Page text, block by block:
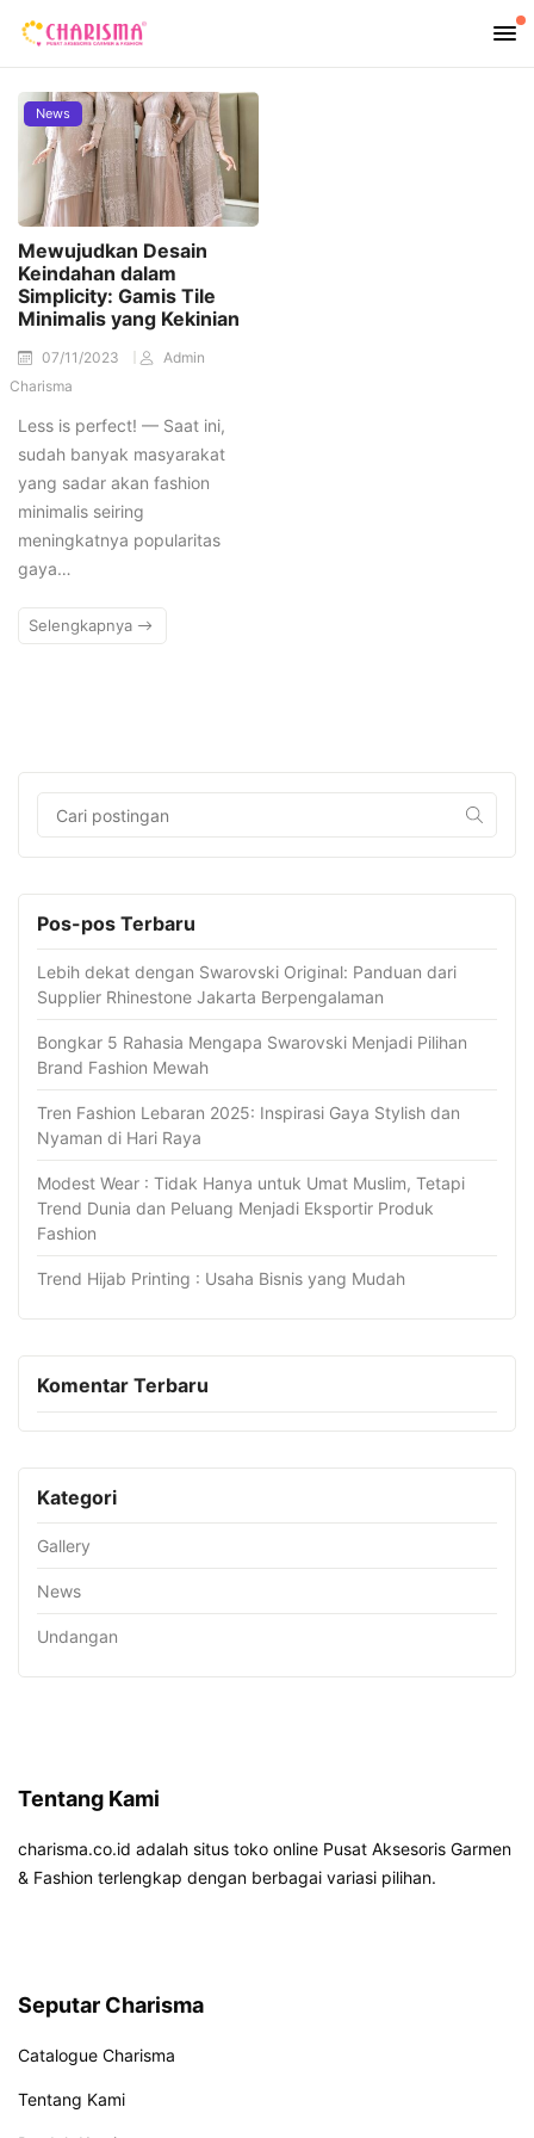
News
Mewujudkan Desain
Keindahan dalam
Simplicity: Gamis Tile
Minimalis yang Kekinian
07/11/2023
Admin
Charisma
Less is perfect! — Saat ini,
sudah banyak masyarakat
yang sadar akan fashion
minimalis seiring
meningkatnya popularitas
gaya…
Selengkapnya
Pos-pos Terbaru
Lebih dekat dengan Swarovski Original: Panduan dari
Supplier Rhinestone Jakarta Berpengalaman
Bongkar 5 Rahasia Mengapa Swarovski Menjadi Pilihan
Brand Fashion Mewah
Tren Fashion Lebaran 2025: Inspirasi Gaya Stylish dan
Nyaman di Hari Raya
Modest Wear : Tidak Hanya untuk Umat Muslim, Tetapi
Trend Dunia dan Peluang Menjadi Eksportir Produk
Fashion
Trend Hijab Printing : Usaha Bisnis yang Mudah
Komentar Terbaru
Kategori
Gallery
News
Undangan
Tentang Kami
charisma.co.id adalah situs toko online Pusat Aksesoris Garmen
& Fashion terlengkap dengan berbagai variasi pilihan.
Seputar Charisma
Catalogue Charisma
Tentang Kami